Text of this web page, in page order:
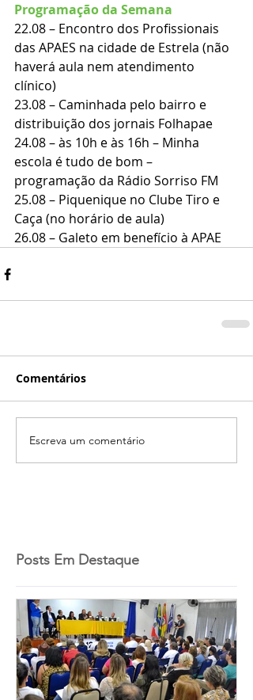
Programação da Semana
22.08 – Encontro dos Profissionais
das APAES na cidade de Estrela (não
haverá aula nem atendimento
clínico)
23.08 – Caminhada pelo bairro e
distribuição dos jornais Folhapae
24.08 – às 10h e às 16h – Minha
escola é tudo de bom –
programação da Rádio Sorriso FM
25.08 – Piquenique no Clube Tiro e
Caça (no horário de aula)
26.08 – Galeto em benefício à APAE
Comentários
Escreva um comentário
Posts Em Destaque